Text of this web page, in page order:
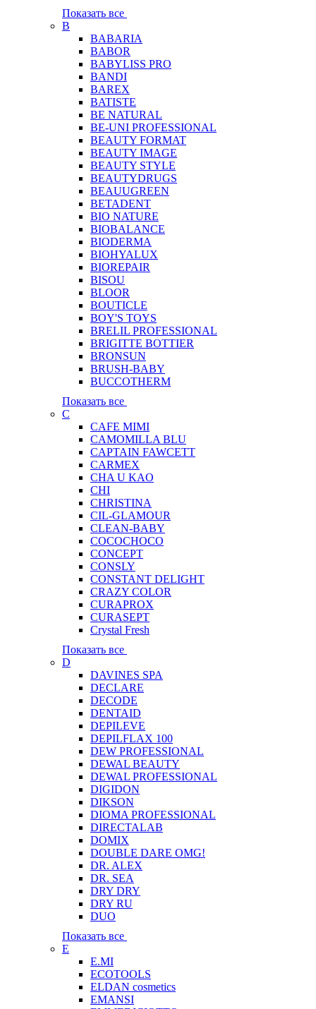
Показать все
B
BABARIA
BABOR
BABYLISS PRO
BANDI
BAREX
BATISTE
BE NATURAL
BE-UNI PROFESSIONAL
BEAUTY FORMAT
BEAUTY IMAGE
BEAUTY STYLE
BEAUTYDRUGS
BEAUUGREEN
BETADENT
BIO NATURE
BIOBALANCE
BIODERMA
BIOHYALUX
BIOREPAIR
BISOU
BLOOR
BOUTICLE
BOY'S TOYS
BRELIL PROFESSIONAL
BRIGITTE BOTTIER
BRONSUN
BRUSH-BABY
BUCCOTHERM
Показать все
C
CAFE MIMI
CAMOMILLA BLU
CAPTAIN FAWCETT
CARMEX
CHA U KAO
CHI
CHRISTINA
CIL-GLAMOUR
CLEAN-BABY
COCOCHOCO
CONCEPT
CONSLY
CONSTANT DELIGHT
CRAZY COLOR
CURAPROX
CURASEPT
Crystal Fresh
Показать все
D
DAVINES SPA
DECLARE
DECODE
DENTAID
DEPILEVE
DEPILFLAX 100
DEW PROFESSIONAL
DEWAL BEAUTY
DEWAL PROFESSIONAL
DIGIDON
DIKSON
DIOMA PROFESSIONAL
DIRECTALAB
DOMIX
DOUBLE DARE OMG!
DR. ALEX
DR. SEA
DRY DRY
DRY RU
DUO
Показать все
E
E.MI
ECOTOOLS
ELDAN cosmetics
EMANSI